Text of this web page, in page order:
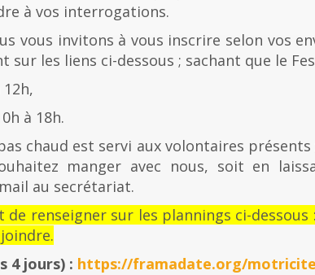
à vos interrogations.
vous invitons à vous inscrire selon vos
les liens ci-dessous ; sachant que le
à 18h.
chaud est servi aux volontaires
manger avec nous, soit en
au secrétariat.
de renseigner sur les plannings ci-
4 jours) : https://framadate.org/